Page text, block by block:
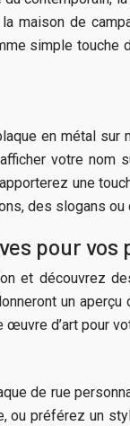
maison de
simple touche
en métal
votre
une
des slogans
pour vos
et découvrez
un
œuvre d’art pour
de rue
ou préférez un